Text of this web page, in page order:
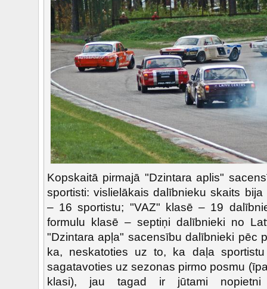
Kopskaitā pirmajā "Dzintara aplis"
sportisti: vislielākais dalībnieku skaits
– 16 sportistu; "VAZ" klasē – 19
formulu klasē – septiņi dalībnieki no
"Dzintara apļa" sacensību dalībnieki pēc
ka, neskatoties uz to, ka daļa
sagatavoties uz sezonas pirmo posmu
klasi), jau tagad ir jūtami nopietni